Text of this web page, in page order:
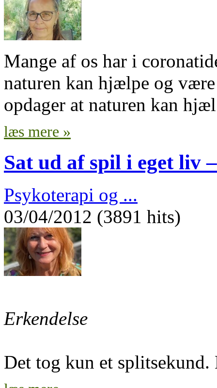
Mange af os har i
naturen kan hjælpe og være
opdager at naturen kan hjæl
læs mere »
Sat ud af spil i eget liv
Psykoterapi og ...
03/04/2012 (3891 hits)
Erkendelse
Det tog kun et splitsekund.